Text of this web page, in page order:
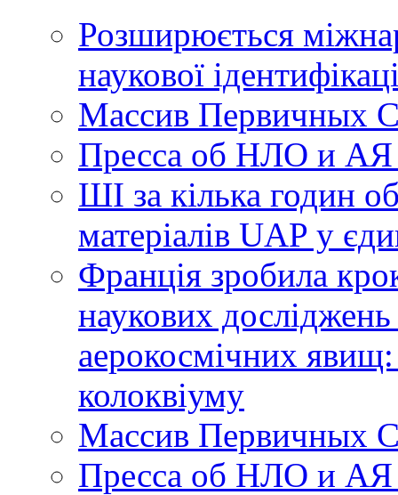
Розширюється
наукової
Массив Первичных
Пресса об НЛО и
ШІ за кілька годин
матеріалів UAP у
Франція зробила
наукових
аерокосмічних
колоквіуму
Массив Первичных
Пресса об НЛО и